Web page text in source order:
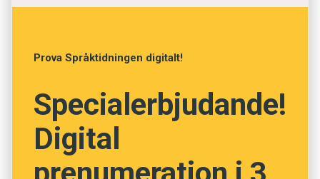
för att ”underlätta för stock­holmarna, särskilt
upphovsrättsligt skyddat.
Prova Språktidningen digitalt!
Specialerbjudande!
Digital